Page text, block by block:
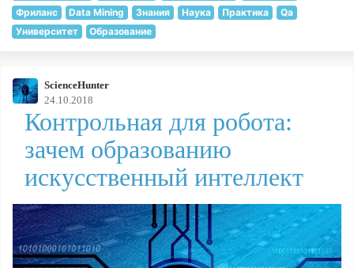
ScienceHunter
24.10.2018
Контрольная для робота:
зачем образованию
искусственный интеллект
Фриланс
Data Mining Знания Наука Практика
Qa
Университет
Образование